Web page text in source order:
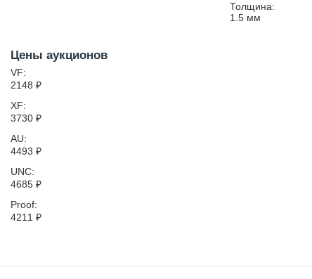
Толщина:
1.5 мм
Цены аукционов
VF:
2148 ₽
XF:
3730 ₽
AU:
4493 ₽
UNC:
4685 ₽
Proof:
4211 ₽